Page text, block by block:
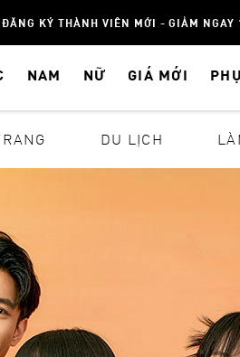
ĐĂNG KÝ THÀNH VIÊN MỚI - GIẢM NGAY
NAM NỮ GIÁ MỚI
DU LỊCH